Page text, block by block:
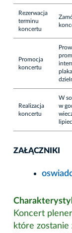
Rezerwacja
terminu
koncertu
Promocja
koncertu
Realizacja
koncertu
W
w
ZAŁĄCZNIKI
Koncert
które zostanie